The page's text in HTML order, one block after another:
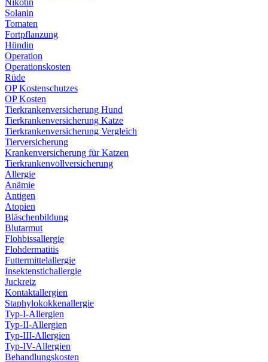
Nikotin
Solanin
Tomaten
Fortpflanzung
Hündin
Operation
Operationskosten
Rüde
OP Kostenschutzes
OP Kosten
Tierkrankenversicherung Hund
Tierkrankenversicherung Katze
Tierkrankenversicherung Vergleich
Tierversicherung
Krankenversicherung für Katzen
Tierkrankenvollversicherung
Allergie
Anämie
Antigen
Atopien
Bläschenbildung
Blutarmut
Flohbissallergie
Flohdermatitis
Futtermittelallergie
Insektenstichallergie
Juckreiz
Kontaktallergien
Staphylokokkenallergie
Typ-I-Allergien
Typ-II-Allergien
Typ-III-Allergien
Typ-IV-Allergien
Behandlungskosten